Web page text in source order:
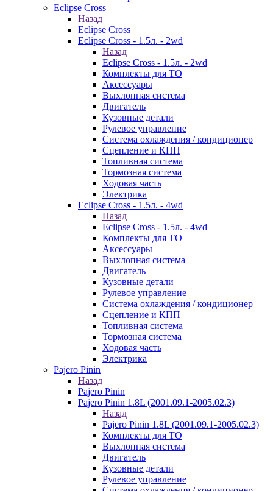
Eclipse Cross
Назад
Eclipse Cross
Eclipse Cross - 1.5л. - 2wd
Назад
Eclipse Cross - 1.5л. - 2wd
Комплекты для ТО
Аксессуары
Выхлопная система
Двигатель
Кузовные детали
Рулевое управление
Система охлаждения / кондиционер
Сцепление и КПП
Топливная система
Тормозная система
Ходовая часть
Электрика
Eclipse Cross - 1.5л. - 4wd
Назад
Eclipse Cross - 1.5л. - 4wd
Комплекты для ТО
Аксессуары
Выхлопная система
Двигатель
Кузовные детали
Рулевое управление
Система охлаждения / кондиционер
Сцепление и КПП
Топливная система
Тормозная система
Ходовая часть
Электрика
Pajero Pinin
Назад
Pajero Pinin
Pajero Pinin 1.8L (2001.09.1-2005.02.3)
Назад
Pajero Pinin 1.8L (2001.09.1-2005.02.3)
Комплекты для ТО
Выхлопная система
Двигатель
Кузовные детали
Рулевое управление